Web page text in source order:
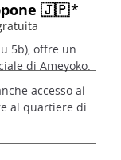
5b), offre un
di Ameyoko.
accesso al
al quartiere di